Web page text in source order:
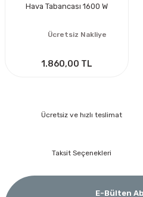
Hava Tabancası 1600 W
Ücretsiz Nakliye
1.860,00 TL
Ücretsiz ve hızlı teslimat
Taksit Seçenekleri
E-Bülten